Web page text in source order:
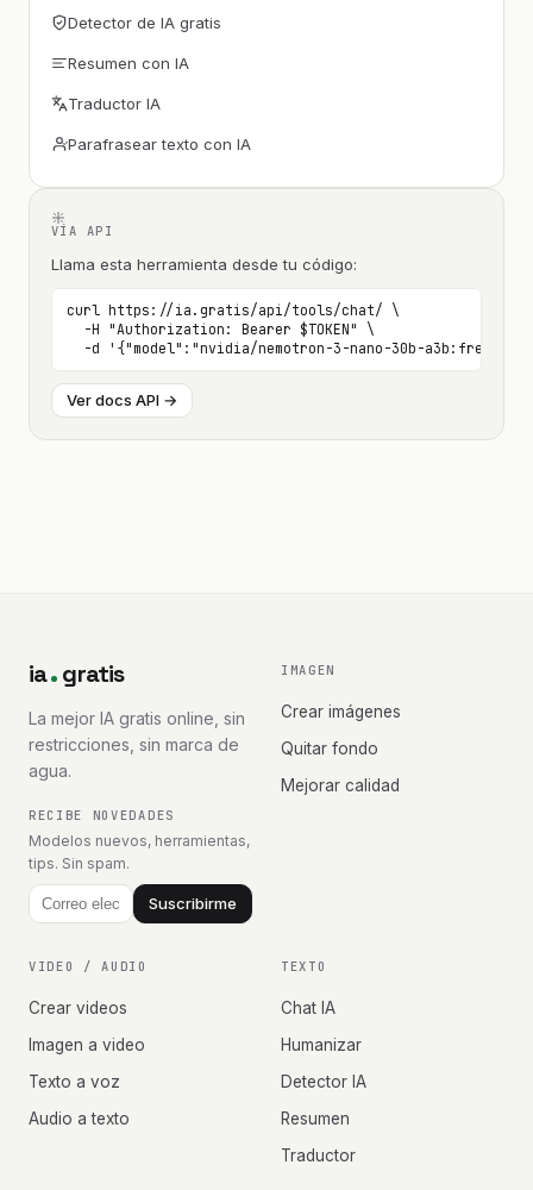
Detector de IA gratis
Resumen con IA
Traductor IA
Parafrasear texto con IA
VÍA API
Llama esta herramienta desde tu código:
curl https://ia.gratis/api/tools/chat/ \
  -H "Authorization: Bearer $TOKEN" \
-d '{"model":"nvidia/nemotron-3-nano-30b-a3b:free",
Ver docs API →
ia gratis
La mejor IA gratis online, sin
restricciones, sin marca de
agua.
RECIBE NOVEDADES
Modelos nuevos, herramientas,
tips. Sin spam.
Suscribirme
IMAGEN
Crear imágenes
Quitar fondo
Mejorar calidad
VIDEO / AUDIO
Crear videos
Imagen a video
Texto a voz
Audio a texto
TEXTO
Chat IA
Humanizar
Detector IA
Resumen
Traductor